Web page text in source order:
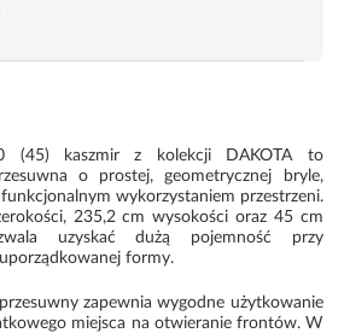
(45) kaszmir z kolekcji DAKOTA to
o prostej, geometrycznej bryle,
wykorzystaniem przestrzeni.
235,2 cm wysokości oraz 45 cm
uzyskać dużą pojemność przy
formy.
zapewnia wygodne użytkowanie
miejsca na otwieranie frontów. W